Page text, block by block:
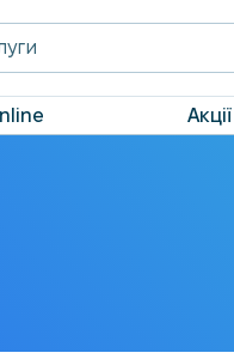
Акції